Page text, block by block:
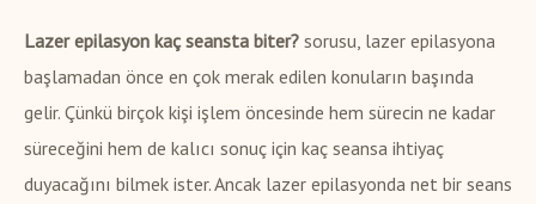
Lazer epilasyon kaç seansta biter? sorusu, lazer epilasyona
başlamadan önce en çok merak edilen konuların başında
gelir. Çünkü birçok kişi işlem öncesinde hem sürecin ne kadar
süreceğini hem de kalıcı sonuç için kaç seansa ihtiyaç
duyacağını bilmek ister. Ancak lazer epilasyonda net bir seans